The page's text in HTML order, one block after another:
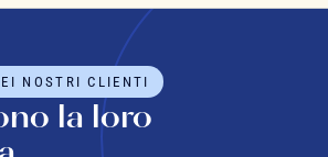
NOSTRI CLIENTI
la loro